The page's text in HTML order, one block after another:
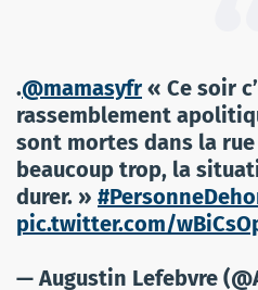
.@mamasyfr « Ce soir
rassemblement
sont mortes dans la rue
beaucoup trop, la
durer. »
pic.twitter.com/
— Augustin Lefebvre